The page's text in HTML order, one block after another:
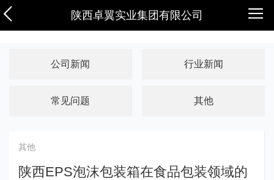
陕西卓翼实业集团有限公司
公司新闻 行业新闻
常见问题 其他
其他
陕西EPS泡沫包装箱在食品包装领域的